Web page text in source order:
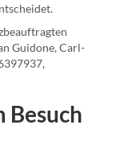
Guidone, Carl-
Besuch